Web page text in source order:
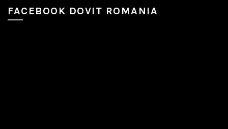
FACEBOOK DOVIT ROMANIA